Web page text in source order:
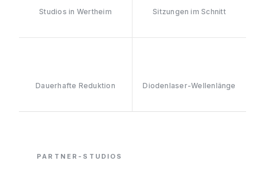
Studios in Wertheim Sitzungen im Schnitt
Dauerhafte Reduktion Diodenlaser-Wellenlänge
PARTNER-STUDIOS